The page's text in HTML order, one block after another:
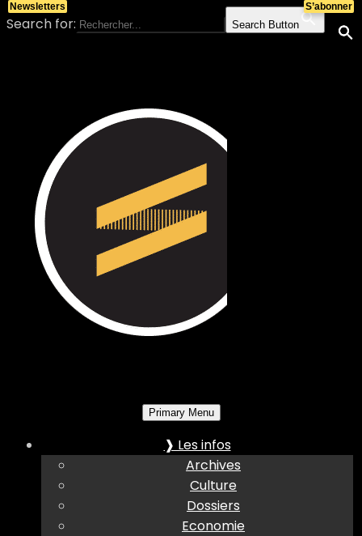
Search for: Search Button
Primary Menu
❱ Les infos
Archives
Culture
Dossiers
Economie
S’abonner
Newsletters